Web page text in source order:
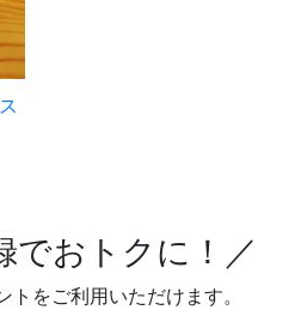
でおトクに！／
をご利用いただけます。